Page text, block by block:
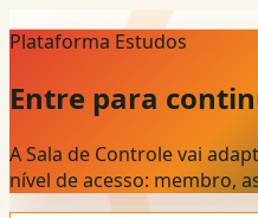
Plataforma Estudos
Entre para
A Sala de Controle vai
nível de acesso: membro,